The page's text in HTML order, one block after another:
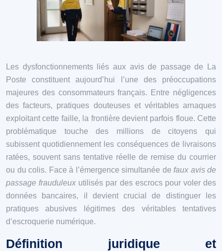
Les dysfonctionnements liés aux avis de passage de La
Poste constituent aujourd’hui l’une des préoccupations
majeures des consommateurs français. Entre négligences
des facteurs, pratiques douteuses et véritables arnaques
exploitant cette faille, la frontière devient parfois floue. Cette
problématique touche des millions de citoyens qui
subissent quotidiennement les conséquences de livraisons
ratées, souvent sans tentative réelle de remise du courrier
ou du colis. Face à l’émergence simultanée de faux avis de
passage frauduleux utilisés par des escrocs pour voler des
données bancaires, il devient crucial de distinguer les
pratiques abusives légitimes des véritables tentatives
d’escroquerie numérique.
Définition juridique et